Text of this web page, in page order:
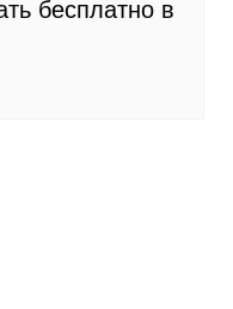
бесплатно в